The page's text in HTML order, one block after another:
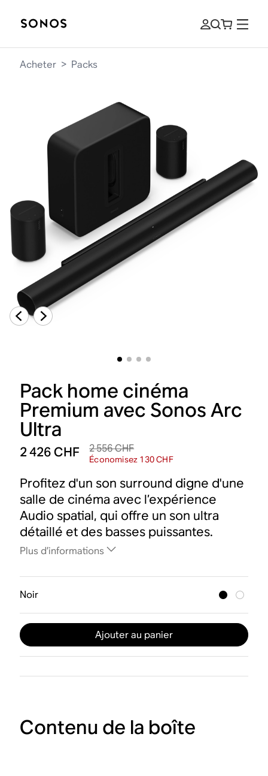
Acheter > Packs
Pack home cinéma
Premium avec Sonos Arc
Ultra
2 426 CHF 2 556 CHF
Économisez 130 CHF
Profitez d'un son surround digne d'une
salle de cinéma avec l’expérience
Audio spatial, qui offre un son ultra
détaillé et des basses puissantes.
Plus d’informations
Noir
Ajouter au panier
Contenu de la boîte